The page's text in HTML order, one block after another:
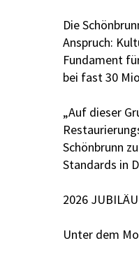
Die
Anspruch:
Fundament
bei fast 30
„Auf dieser
Schönbrunn
Standards in
2026
Unter dem